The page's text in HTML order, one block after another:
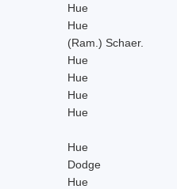
Hue
Hue
(Ram.) Schaer.
Hue
Hue
Hue
Hue
Hue
Dodge
Hue